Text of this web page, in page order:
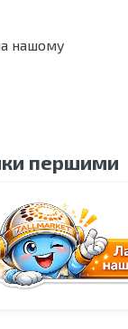
нашому
першими